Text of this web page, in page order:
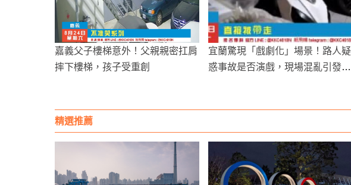
嘉義父子樓梯意外！父親親密扛肩
摔下樓梯，孩子受重創
宜蘭驚現「戲劇化」場景！路人疑
惑事故是否演戲，現場混亂引發關
精選推薦